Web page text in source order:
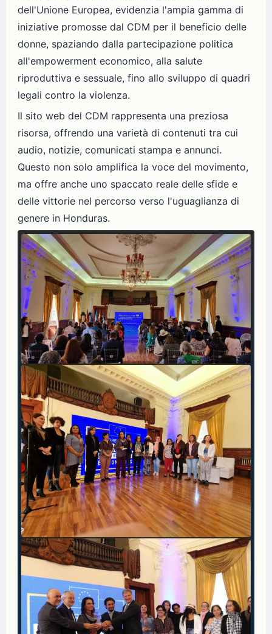
dell'Unione Europea, evidenzia l'ampia gamma di
iniziative promosse dal CDM per il beneficio delle
donne, spaziando dalla partecipazione politica
all'empowerment economico, alla salute
riproduttiva e sessuale, fino allo sviluppo di quadri
legali contro la violenza.
Il sito web del CDM rappresenta una preziosa
risorsa, offrendo una varietà di contenuti tra cui
audio, notizie, comunicati stampa e annunci.
Questo non solo amplifica la voce del movimento,
ma offre anche uno spaccato reale delle sfide e
delle vittorie nel percorso verso l'uguaglianza di
genere in Honduras.